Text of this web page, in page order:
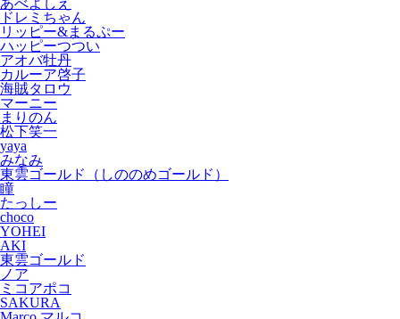
あべよしえ
ドレミちゃん
リッピー&まるぷー
ハッピーつつい
アオバ牡丹
カルーア啓子
海賊タロウ
マーニー
まりのん
松下笑一
yaya
みなみ
東雲ゴールド（しののめゴールド）
瞳
たっしー
choco
YOHEI
AKI
東雲ゴールド
ノア
ミコアポコ
SAKURA